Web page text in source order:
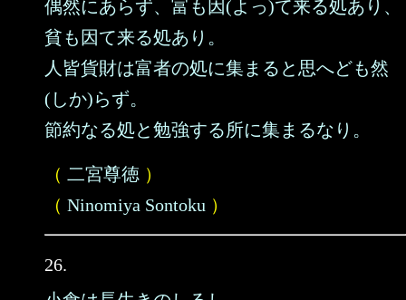
偶然にあらず、富も因(よっ)て来る処あり、
貧も因て来る処あり。
人皆貨財は富者の処に集まると思へども然
(しか)らず。
節約なる処と勉強する所に集まるなり。
（ 二宮尊徳 ）
（ Ninomiya Sontoku ）
26.